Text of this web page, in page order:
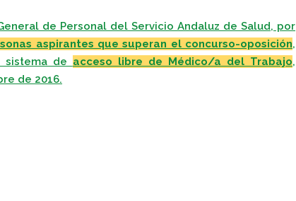
de Personal del Servicio Andaluz de Salud, por
aspirantes que superan el concurso-oposición,
de acceso libre de Médico/a del Trabajo,
de 2016.